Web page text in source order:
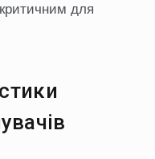
критичним для